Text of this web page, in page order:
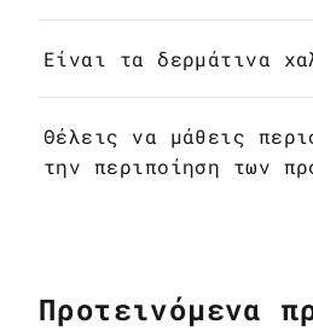
Είναι τα δερμάτινα
Θέλεις να μάθεις
την περιποίηση των
Προτεινόμενα